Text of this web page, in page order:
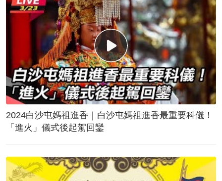
2024白沙屯媽祖進香｜白沙屯媽祖進香最重要科儀！
「進火」儀式後起駕回鑾